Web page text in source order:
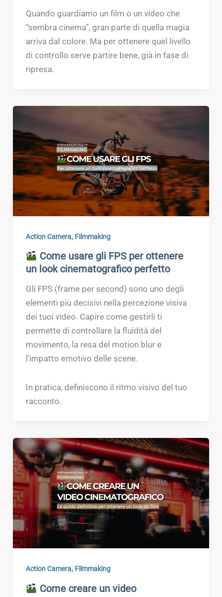
Quando guardiamo un film o un video che
“sembra cinema”, gran parte di quella magia
arriva dal colore. Ma per ottenere quel livello
di controllo serve partire bene, già in fase di
ripresa.
Action Camera, Filmmaking
Come usare gli FPS per ottenere
un look cinematografico perfetto
Gli FPS (frame per second) sono uno degli
elementi più decisivi nella percezione visiva
dei tuoi video. Capire come gestirli ti
permette di controllare la fluidità del
movimento, la resa del motion blur e
l’impatto emotivo delle scene.
In pratica, definiscono il ritmo visivo del tuo
racconto.
Action Camera, Filmmaking
Come creare un video